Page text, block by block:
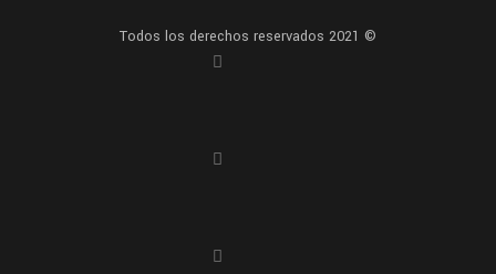
Todos los derechos reservados 2021 ©